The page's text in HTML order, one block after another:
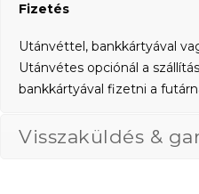
Fizetés
Utánvéttel, bankkártyával
Utánvétes opciónál a
bankkártyával fizetni a
Visszaküldés &